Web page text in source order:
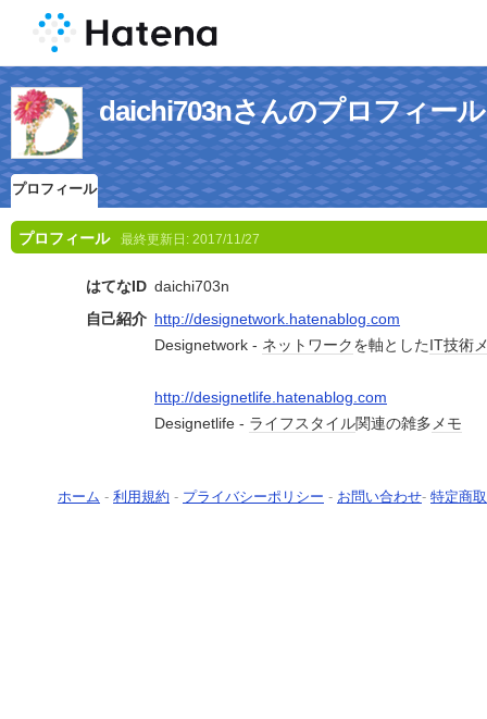
daichi703nさんのプロフィール
プロフィール
プロフィール 最終更新日: 2017/11/27
はてなID daichi703n
自己紹介 http://designetwork.hatenablog.com
Designetwork - ネットワークを軸としたIT技術
http://designetlife.hatenablog.com
Designetlife - ライフスタイル関連の雑多メモ
ホーム - 利用規約 - プライバシーポリシー - お問い合わせ- 特定商